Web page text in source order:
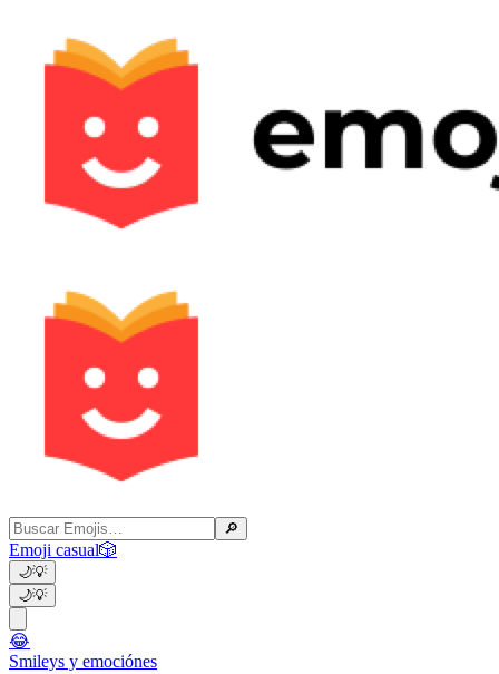
🔎
Emoji casual🎲
🌙💡
🌙💡
😂
Smileys y emociónes